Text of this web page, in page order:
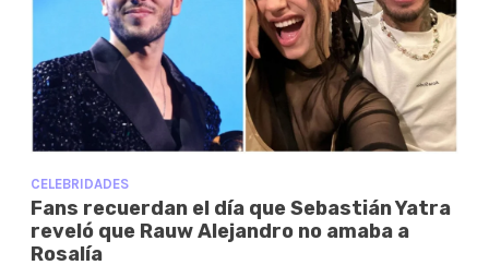
CELEBRIDADES
Fans recuerdan el día que Sebastián Yatra
reveló que Rauw Alejandro no amaba a
Rosalía